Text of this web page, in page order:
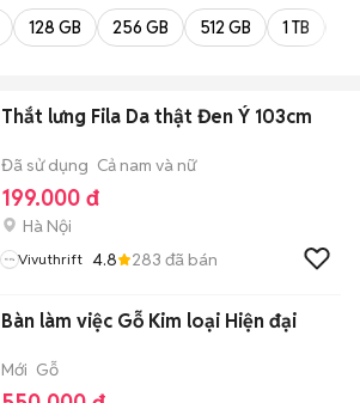
128 GB 256 GB 512 GB 1 TB
Thắt lưng Fila Da thật Đen Ý 103cm
Đã sử dụng Cả nam và nữ
199.000 đ
Hà Nội
Vivuthrift 4.8 283 đã bán
Bàn làm việc Gỗ Kim loại Hiện đại
Mới Gỗ